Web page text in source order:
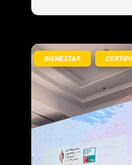
BIENESTAR